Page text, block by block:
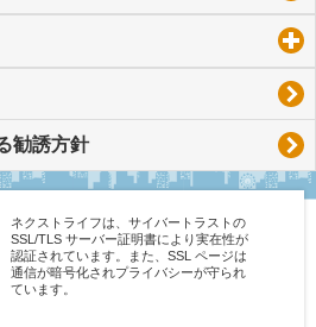
勧誘方針
ネクストライフは、サイバートラストの
SSL/TLS サーバー証明書により実在性が
認証されています。また、SSL ページは
通信が暗号化されプライバシーが守られ
ています。